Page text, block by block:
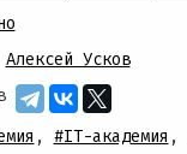
Алексей Усков
, #IT-академия ,